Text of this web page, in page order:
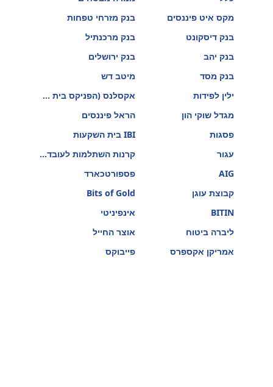
מקס איט פיננסים
בנק מזרחי טפחות
בנק דיסקונט
בנק מרכנתיל
בנק יהב
בנק ירושלים
בנק מסד
מיטב דש
ילין לפידות
אקסלנס (הפניקס בית השקעות)
מגדל שוקי הון
הראל פיננסים
פסגות
IBI בית השקעות
עגור
קרנות השתלמות לעובדי הוראה
AIG
פספורטכארד
קבוצת עוגן
Bits of Gold
BITIN
אינפיניטי
ליברה ביטוח
אוצר החייל
אמריקן אקספרס
פייבוקס